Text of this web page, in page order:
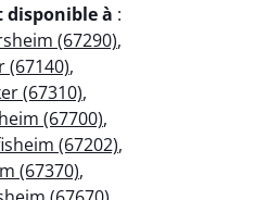
disponible à :
(67290),
(67140),
(67310),
(67700),
(67202),
(67370),